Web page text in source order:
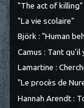
"The act of killing"
"La vie scolaire"
Björk : "Human
Camus : Tant qu'il
Lamartine :
"Le procès de
Hannah Arendt :